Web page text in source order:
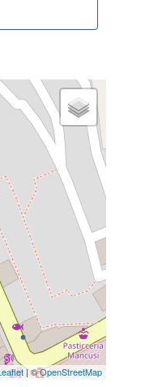
| ©OpenStreetMap